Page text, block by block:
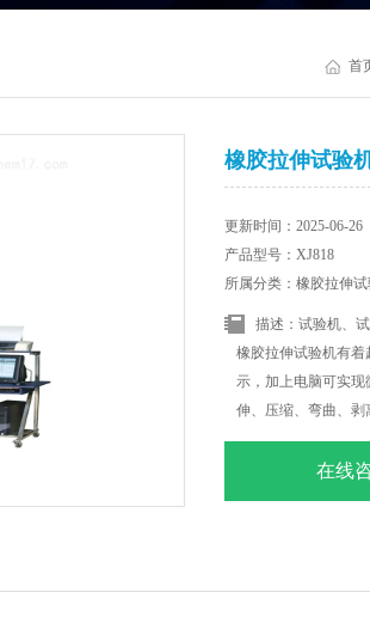
首
橡胶拉伸试验
更新时间：2025-06-26
产品型号：XJ818
所属分类：橡胶拉伸
描述：试验机、
橡胶拉伸试验机有
示，加上电脑可实
伸、压缩、弯曲、
准
在线